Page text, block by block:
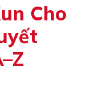
Cho